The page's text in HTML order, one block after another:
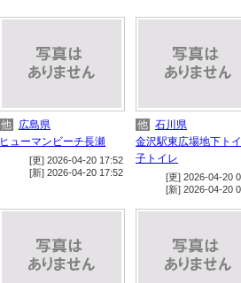
他
広島県
ヒューマンビーチ長瀬
[更] 2026-04-20 17:52
[新] 2026-04-20 17:52
他 石川県
金沢駅東広場地下ト
子トイレ
[更] 2026-04-20
[新] 2026-04-20